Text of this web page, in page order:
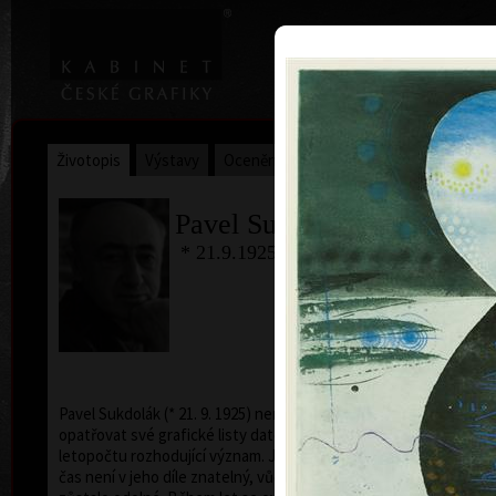
|
Životopis
Pavel Sukdolák
* 21.9.1925 † 12.6.2022
Pavel Sukdolák (* 21. 9. 1925) nemá ve zvyku
opatřovat své grafické listy datem. Zřejmě nepřikládá
letopočtu rozhodující význam. Je pravda, že míjející
čas není v jeho díle znatelný, vůči výkyvům času